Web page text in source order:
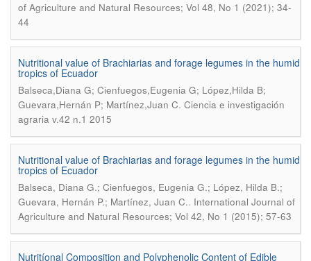
of Agriculture and Natural Resources; Vol 48, No 1 (2021); 34-
44
Nutritional value of Brachiarias and forage legumes in the humid
tropics of Ecuador
Balseca,Diana G; Cienfuegos,Eugenia G; López,Hilda B;
Guevara,Hernán P; Martínez,Juan C. Ciencia e investigación
agraria v.42 n.1 2015
Nutritional value of Brachiarias and forage legumes in the humid
tropics of Ecuador
Balseca, Diana G.; Cienfuegos, Eugenia G.; López, Hilda B.;
Guevara, Hernán P.; Martínez, Juan C.. International Journal of
Agriculture and Natural Resources; Vol 42, No 1 (2015); 57-63
Nutritíonal Composition and Polyphenolic Content of Edible